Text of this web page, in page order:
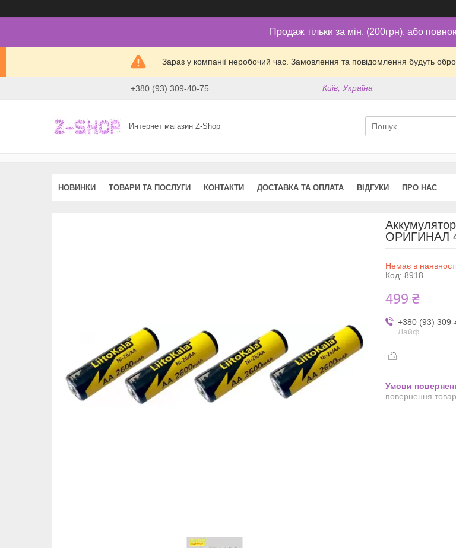
Продаж тільки за мін. (200грн), або
Зараз у компанії неробочий час. Замовлення та повідомлення будуть
+380 (93) 309-40-75 Київ, Україна
Интернет магазин Z-Shop
НОВИНКИ ТОВАРИ ТА ПОСЛУГИ КОНТАКТИ ДОСТАВКА ТА ОПЛАТА ВІДГУКИ ПРО НАС
ОРИГИНАЛ
Немає в
Код: 8918
499 ₴
+380 (93) 309-
Лайф
повернення